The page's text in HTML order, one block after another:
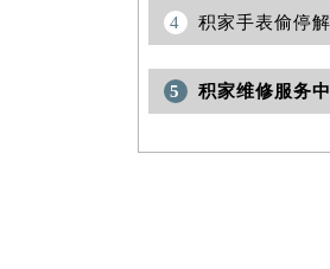
4 积家手表偷停
5 积家维修服务